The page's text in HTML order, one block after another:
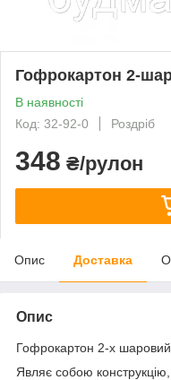
Гофрокартон 2-
В наявності
Код: 32-92-0
Роздріб
348 ₴/рулон
Опис Доставка
Опис
Гофрокартон 2-х
Являє собою